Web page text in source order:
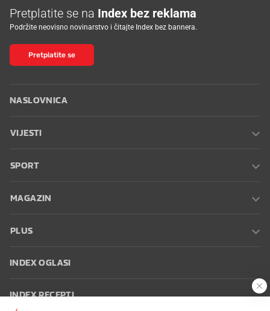
Pretplatite se na Index bez reklama
Podržite neovisno novinarstvo i čitajte Index bez bannera.
Pretplatite se
NASLOVNICA
VIJESTI
SPORT
MAGAZIN
PLUS
INDEX OGLASI
INDEX RECEPTI